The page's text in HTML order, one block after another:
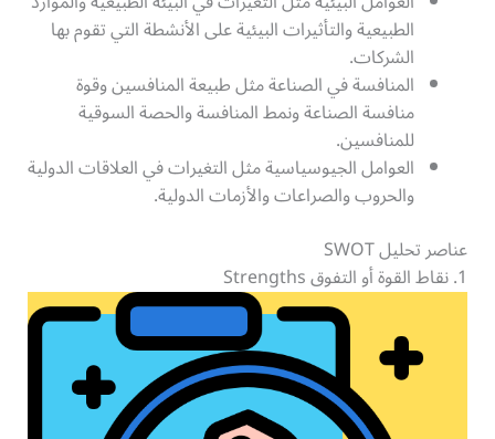
الطبيعية والتأثيرات البيئية على الأنشطة التي تقوم بها
الشركات.
المنافسة في الصناعة مثل طبيعة المنافسين وقوة
منافسة الصناعة ونمط المنافسة والحصة السوقية
للمنافسين.
العوامل الجيوسياسية مثل التغيرات في العلاقات الدولية
والحروب والصراعات والأزمات الدولية.
عناصر تحليل SWOT
1. نقاط القوة أو التفوق Strengths